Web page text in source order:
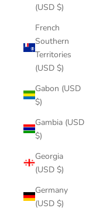
(USD $)
French
Southern
Territories
(USD $)
Gabon (USD
$)
Gambia (USD
$)
Georgia
(USD $)
Germany
(USD $)